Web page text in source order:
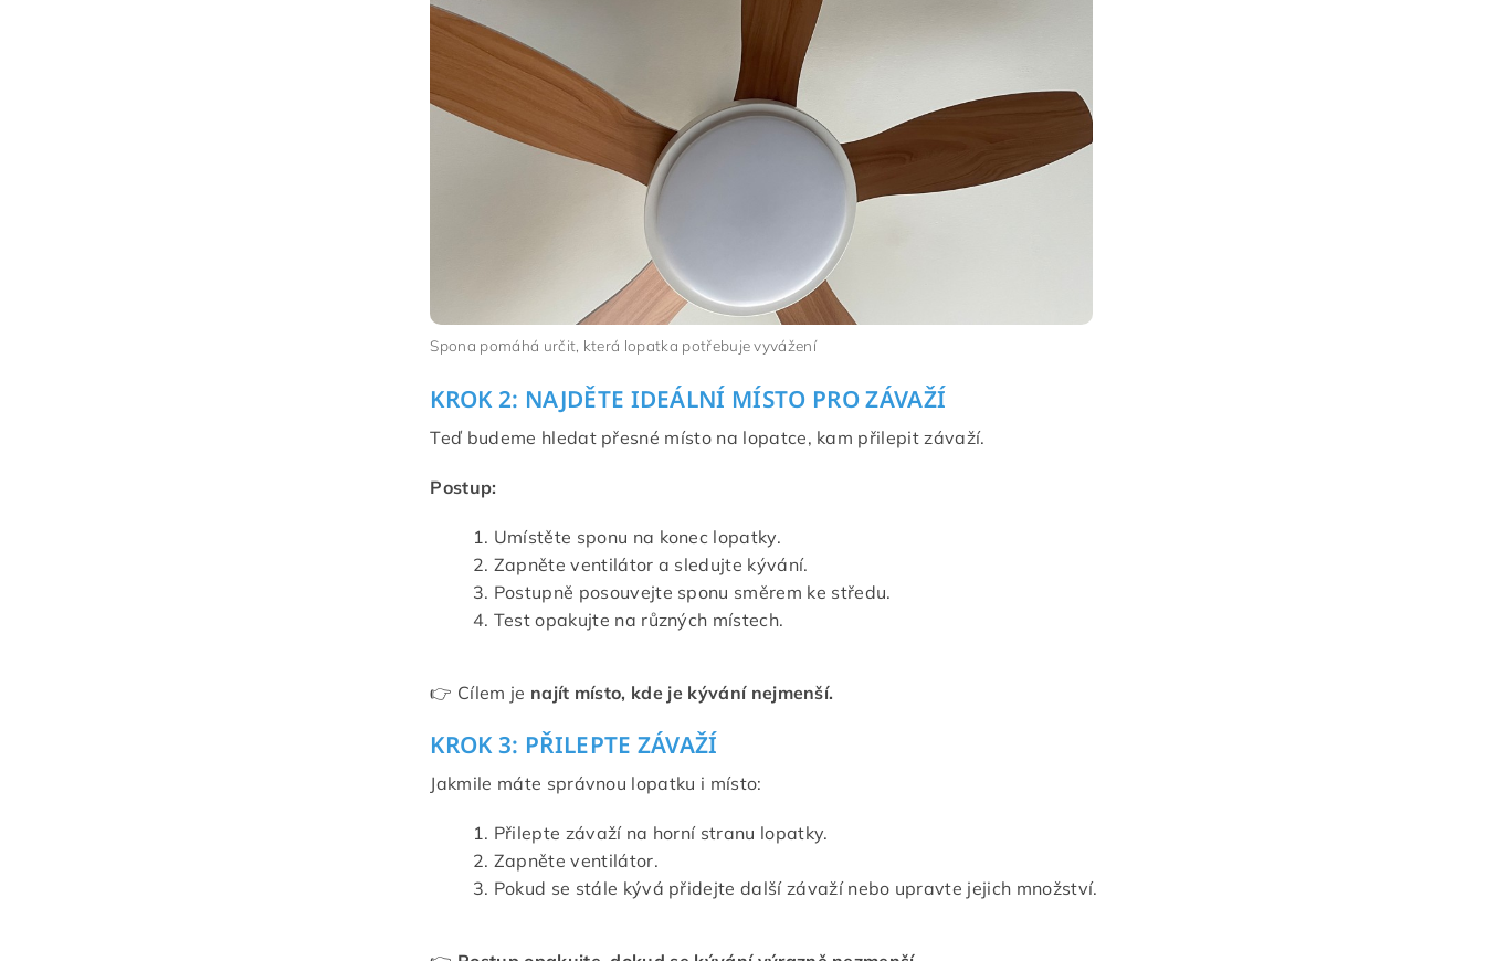
Spona pomáhá určit, která lopatka potřebuje vyvážení
KROK 2: NAJDĚTE IDEÁLNÍ MÍSTO PRO ZÁVAŽÍ
Teď budeme hledat přesné místo na lopatce, kam přilepit závaží.
Postup:
Umístěte sponu na konec lopatky.
Zapněte ventilátor a sledujte kývání.
Postupně posouvejte sponu směrem ke středu.
Test opakujte na různých místech.
👉 Cílem je najít místo, kde je kývání nejmenší.
KROK 3: PŘILEPTE ZÁVAŽÍ
Jakmile máte správnou lopatku i místo:
Přilepte závaží na horní stranu lopatky.
Zapněte ventilátor.
Pokud se stále kývá přidejte další závaží nebo upravte jejich množství.